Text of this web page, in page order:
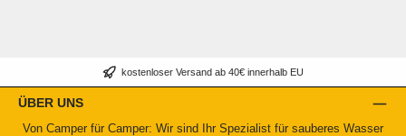
kostenloser Versand ab 40€ innerhalb EU
ÜBER UNS
Von Camper für Camper: Wir sind Ihr Spezialist für sauberes Wasser